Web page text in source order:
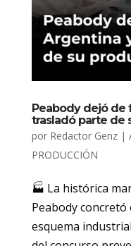
Peabody dejó de
trasladó parte de
por Redactor Genz|
PRODUCCIÓN
🏭 La histórica
Peabody
esquema